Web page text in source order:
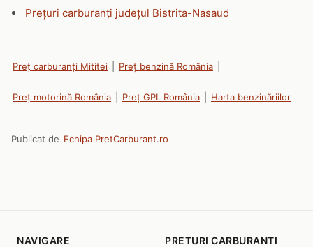
Prețuri carburanți județul Bistrita-Nasaud
Preț carburanți Mititei Preț benzină România
Preț motorină România Preț GPL România Harta benzinăriilor
Publicat de Echipa PretCarburant.ro
NAVIGARE PRETURI CARBURANTI